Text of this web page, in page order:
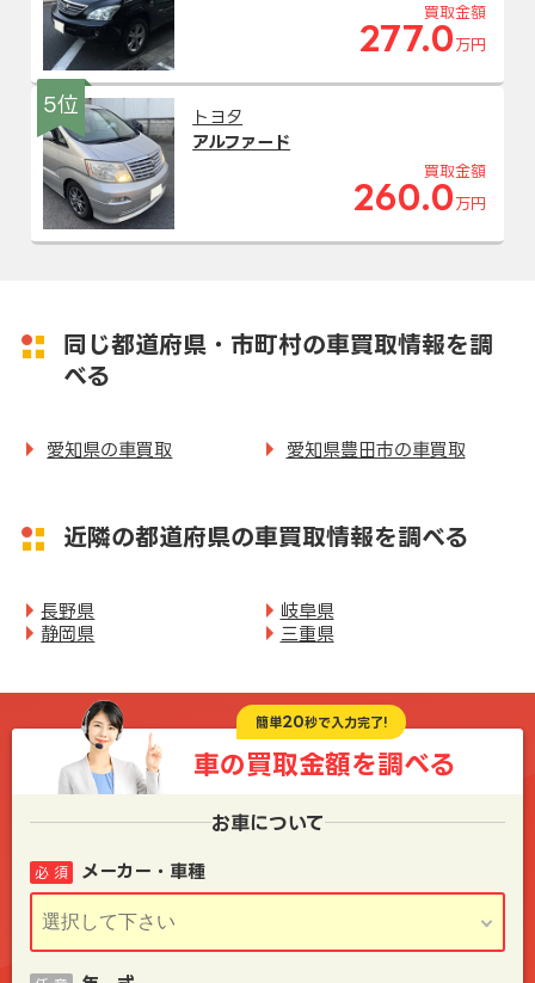
買取金額
277.0 万円
5位
トヨタ
アルファード
買取金額
260.0 万円
同じ都道府県・市町村の車買取情報を調
べる
愛知県の車買取 愛知県豊田市の車買取
近隣の都道府県の車買取情報を調べる
長野県
岐阜県
静岡県
三重県
簡単20秒で入力完了!
車の買取金額を調べる
お車について
メーカー・車種
必 須